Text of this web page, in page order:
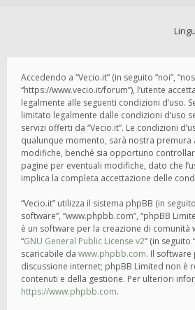
Accedendo a “Vecio.it” (in seguito “noi”,
“https://www.vecio.it/forum”), l’utente
legalmente alle seguenti condizioni d’uso.
limitato legalmente dalle condizioni d’uso
servizi offerti da “Vecio.it”. Le condizioni
qualunque momento, sarà nostra premura
modifiche, benché sia opportuno
pagine per eventuali modifiche, dato che
implica la completa accettazione delle
“Vecio.it” utilizza il sistema phpBB (in
software”, “www.phpbb.com”, “phpBB
è un software per la creazione di comunità
“GNU General Public License v2” (in seguito
scaricabile da www.phpbb.com. Il software
discussione internet; phpBB Limited non è
contenuti e della gestione. Per ulteriori
https://www.phpbb.com.